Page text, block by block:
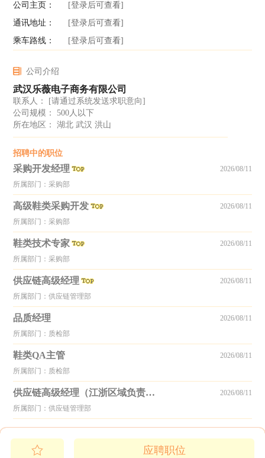
公司主页：
[登录后可查看]
通讯地址：
[登录后可查看]
乘车路线：
[登录后可查看]
公司介绍
武汉乐薇电子商务有限公司
联系人：
[请通过系统发送求职意向]
公司规模： 500人以下
所在地区： 湖北 武汉 洪山
招聘中的职位
采购开发经理
所属部门：采购部
2026/08/11
高级鞋类采购开发
所属部门：采购部
2026/08/11
鞋类技术专家
所属部门：采购部
2026/08/11
供应链高级经理
所属部门：供应链管理部
2026/08/11
品质经理
所属部门：质检部
2026/08/11
鞋类QA主管
所属部门：质检部
2026/08/11
供应链高级经理（江浙区域负责人）
所属部门：供应链管理部
2026/08/11
应聘职位